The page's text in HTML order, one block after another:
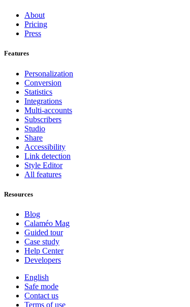
About
Pricing
Press
Features
Personalization
Conversion
Statistics
Integrations
Multi-accounts
Subscribers
Studio
Share
Accessibility
Link detection
Style Editor
All features
Resources
Blog
Calaméo Mag
Guided tour
Case study
Help Center
Developers
English
Safe mode
Contact us
Terms of use